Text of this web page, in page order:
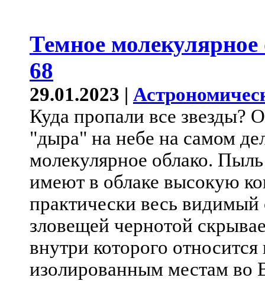
Темное
68
29.01.2023 |
Куда пропали все звезды?
"дыра" на небе на самом
молекулярное облако.
имеют в облаке высокую
практически весь видимый
зловещей чернотой
внутри которого
изолированным местам во